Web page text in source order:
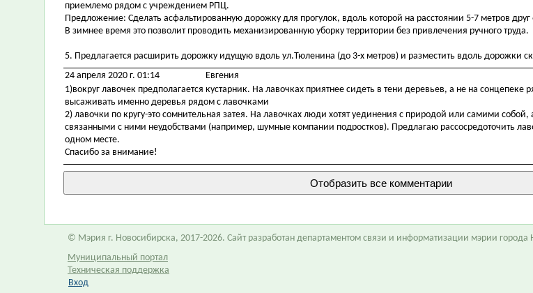
приемлемо рядом с учреждением РПЦ.
Предложение: Сделать асфальтированную дорожку для прогулок, вдоль которой на расстоянии 5-7 метров друг
В зимнее время это позволит проводить механизированную уборку территории без привлечения ручного труда.
5. Предлагается расширить дорожку идущую вдоль ул.Тюленина (до 3-х метров) и разместить вдоль дорожки
24 апреля 2020 г. 01:14
Евгения
1)вокруг лавочек предполагается кустарник. На лавочках приятнее сидеть в тени деревьев, а не на
высаживать именно деревья рядом с лавочками
2) лавочки по кругу-это сомнительная затея. На лавочках люди хотят уединения с природой или самими
связанными с ними неудобствами (например, шумные компании подростков). Предлагаю рассосредоточить
одном месте.
Спасибо за внимание!
© Мэрия г. Новосибирска, 2017-2026. Сайт разработан департаментом связи и информатизации мэрии города
Муниципальный портал
Техническая поддержка
Вход